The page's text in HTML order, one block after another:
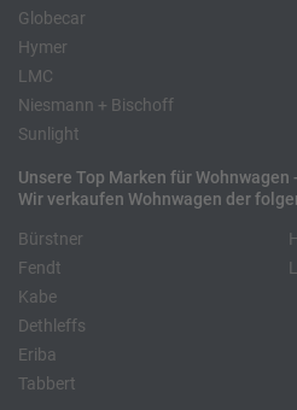
Globecar
Hymer
LMC
Niesmann + Bischoff
Sunlight
Unsere Top Marken für Wohnwagen
Wir verkaufen Wohnwagen der
Bürstner
Fendt
Kabe
Dethleffs
Eriba
Tabbert